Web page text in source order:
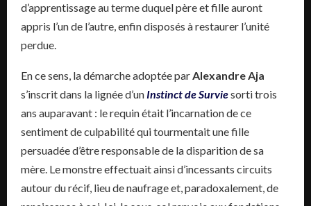
d’apprentissage au terme duquel père et fille auront
appris l’un de l’autre, enfin disposés à restaurer l’unité
perdue.
En ce sens, la démarche adoptée parAlexandre Aja
s’inscrit dans la lignée d’un Instinct de Surviesorti trois
ans auparavant : le requin était l’incarnation de ce
sentiment de culpabilité qui tourmentait une fille
persuadée d’être responsable de la disparition de sa
mère. Le monstre effectuait ainsi d’incessants circuits
autour du récif, lieu de naufrage et, paradoxalement, de